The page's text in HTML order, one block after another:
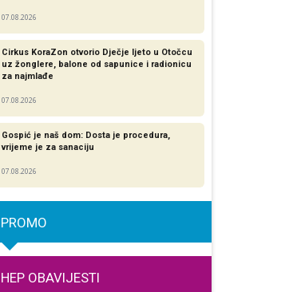
07.08.2026
Cirkus KoraZon otvorio Dječje ljeto u Otočcu
uz žonglere, balone od sapunice i radionicu
za najmlađe
07.08.2026
Gospić je naš dom: Dosta je procedura,
vrijeme je za sanaciju
07.08.2026
PROMO
HEP OBAVIJESTI